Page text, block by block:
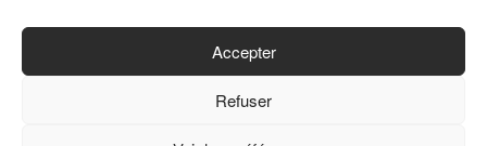
Accepter
Refuser
ACCUEIL